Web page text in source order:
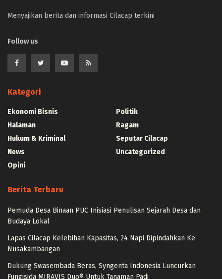
Menyajikan berita dan informasi Cilacap terkini
Follow us
Kategori
Ekonomi Bisnis
Halaman
Hukum & Kriminal
News
Opini
Politik
Ragam
Seputar Cilacap
Uncategorized
Berita Terbaru
Pemuda Desa Binaan PUC Inisiasi Penulisan Sejarah Desa dan
Budaya Lokal
Lapas Cilacap Kelebihan Kapasitas, 24 Napi Dipindahkan Ke
Nusakambangan
Dukung Swasembada Beras, Syngenta Indonesia Luncurkan
Fungisida MIRAVIS Duo® Untuk Tanaman Padi